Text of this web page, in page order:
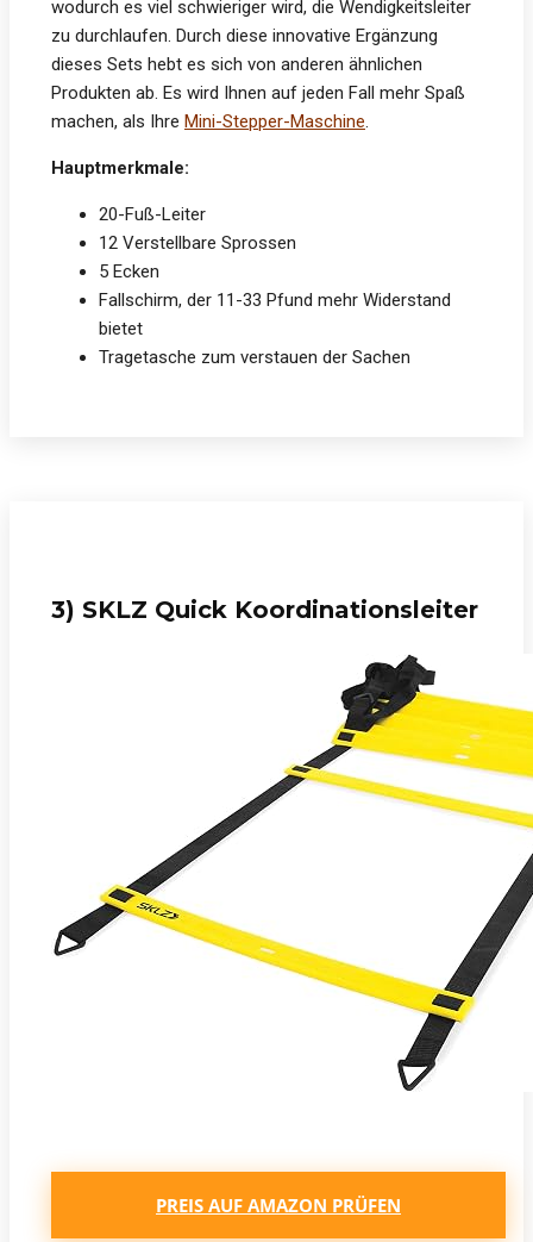
wodurch es viel schwieriger wird, die Wendigkeitsleiter
zu durchlaufen. Durch diese innovative Ergänzung
dieses Sets hebt es sich von anderen ähnlichen
Produkten ab. Es wird Ihnen auf jeden Fall mehr Spaß
machen, als Ihre Mini-Stepper-Maschine.
Hauptmerkmale:
20-Fuß-Leiter
12 Verstellbare Sprossen
5 Ecken
Fallschirm, der 11-33 Pfund mehr Widerstand
bietet
Tragetasche zum verstauen der Sachen
3) SKLZ Quick Koordinationsleiter
PREIS AUF AMAZON PRÜFEN